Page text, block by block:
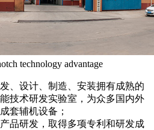
technology advantage
、设计、制造、安装拥有成熟的
技术研发实验室，为众多国内外
套辅机设备；
品研发，取得多项专利和研发成